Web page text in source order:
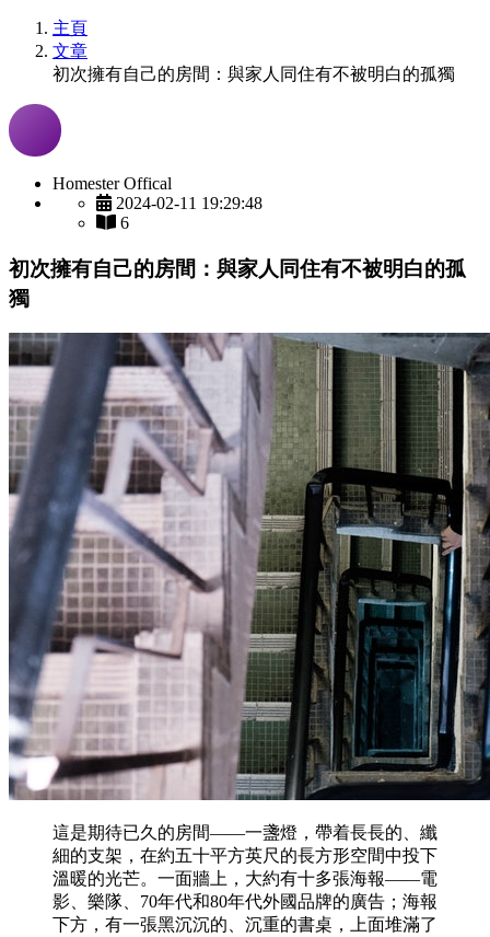
主頁
文章
初次擁有自己的房間：與家人同住有不被明白的孤獨
Homester Offical
2024-02-11 19:29:48
6
初次擁有自己的房間：與家人同住有不被明白的孤
獨
這是期待已久的房間——一盞燈，帶着長長的、纖
細的支架，在約五十平方英尺的長方形空間中投下
溫暖的光芒。一面牆上，大約有十多張海報——電
影、樂隊、70年代和80年代外國品牌的廣告；海報
下方，有一張黑沉沉的、沉重的書桌，上面堆滿了